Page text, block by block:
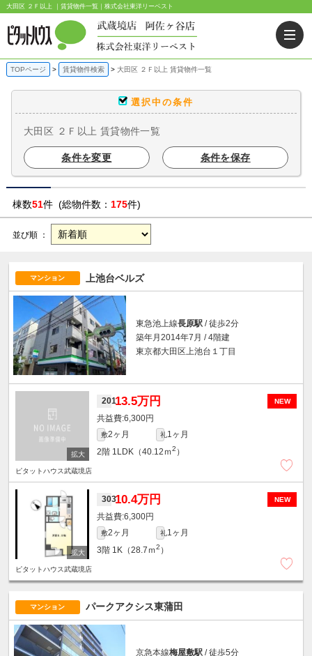
大田区 ２Ｆ以上 ｜賃貸物件一覧｜株式会社東洋リーベスト
TOPページ 賃貸物件検索 大田区 ２Ｆ以上 賃貸物件一覧
選択中の条件
大田区 ２Ｆ以上 賃貸物件一覧
条件を変更 条件を保存
棟数51件 (総物件数： 175件)
並び順 ：
マンション 上池台ベルズ
東急池上線長原駅 / 徒歩2分
築年月2014年7月 / 4階建
東京都大田区上池台１丁目
NEW
20113.5万円
6,300円
敷2ヶ月 礼1ヶ月
2階 1LDK（40.12ｍ2 ）
ピタットハウス武蔵境店
NEW
30310.4万円
6,300円
敷2ヶ月 礼1ヶ月
3階 1K（28.7ｍ2 ）
ピタットハウス武蔵境店
マンション パークアクシス東蒲田
京急本線梅屋敷駅 / 徒歩5分